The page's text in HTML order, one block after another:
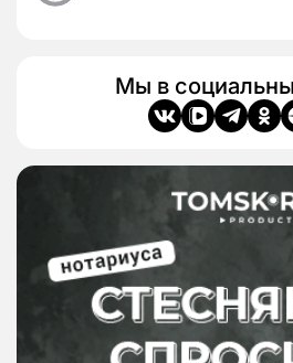
Мы в